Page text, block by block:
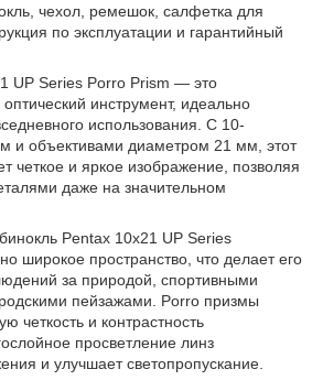
чехол, ремешок, салфетка для
по эксплуатации и гарантийный
UP Series Porro Prism — это
инструмент, идеально
использования. С 10-
и объективами диаметром 21 мм, этот
четкое и яркое изображение, позволяя
даже на значительном
Pentax 10x21 UP Series
широкое пространство, что делает его
за природой, спортивными
пейзажами. Porro призмы
четкость и контрастность
просветление линз
и улучшает светопропускание.